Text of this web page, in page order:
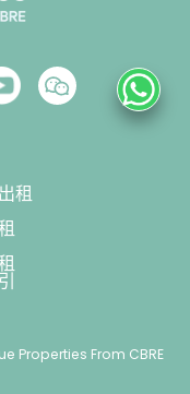
租
Properties From CBRE